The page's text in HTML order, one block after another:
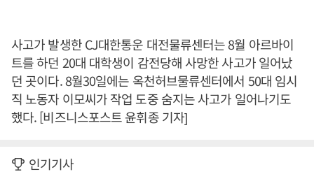
사고가 발생한 CJ대한통운 대전물류센터는 8월 아르바이
트를 하던 20대 대학생이 감전당해 사망한 사고가 일어났
던 곳이다. 8월30일에는 옥천허브물류센터에서 50대 임시
직 노동자 이모씨가 작업 도중 숨지는 사고가 일어나기도
했다. [비즈니스포스트 윤휘종 기자]
인기기사